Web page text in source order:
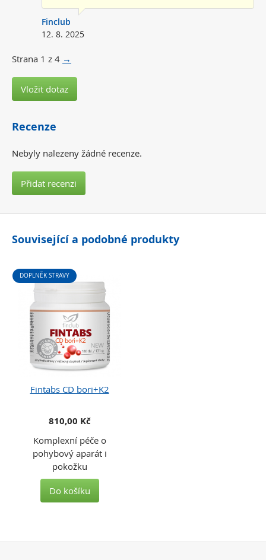
Finclub
12. 8. 2025
Strana 1 z 4 →
Vložit dotaz
Recenze
Nebyly nalezeny žádné recenze.
Přidat recenzi
Související a podobné produkty
Fintabs CD bori+K2
DOPLNĚK STRAVY
810,00 Kč
Komplexní péče o
pohybový aparát i
pokožku
Do košíku